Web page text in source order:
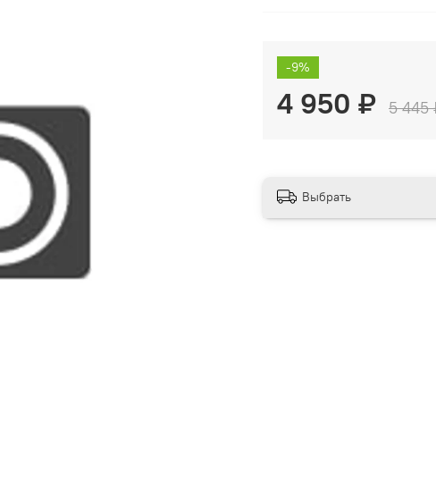
-9%
4 950 ₽ 5 445
Выбрать